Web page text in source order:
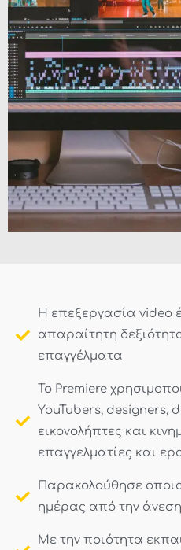
H επεξεργασία video
απαραίτητη
επαγγέλματα
To Premiere
YouTubers, designers,
εικονολήπτες και
επαγγελματίες και
Παρακολούθησε
ημέρας από την
Με την ποιότητα